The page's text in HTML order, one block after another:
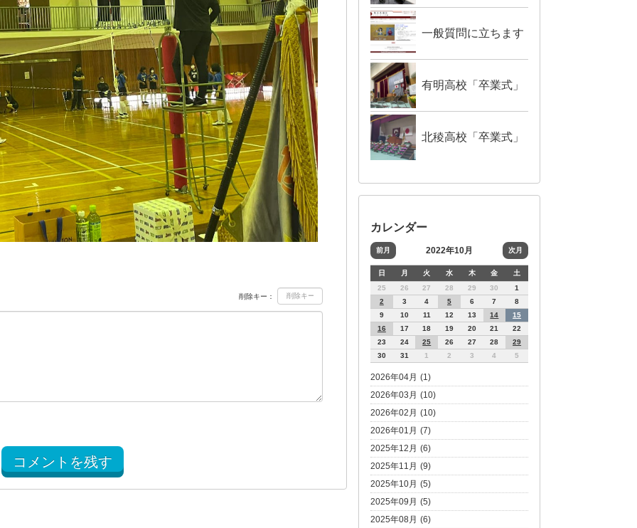
削除キー：
コメントを残す
一般質問に立ちます
有明高校「卒業式」
北稜高校「卒業式」
カレンダー
前月 2022年10月 次月
日 月 火 水 木 金
土
25
26 27 28 29 30
1
2
3 4 5 6 7
8
9
10 11 12 13 14
15
16
17 18 19 20 21
22
23
24 25 26 27 28
29
30
31 1 2 3 4 5
2026年04月 (1)
2026年03月 (10)
2026年02月 (10)
2026年01月 (7)
2025年12月 (6)
2025年11月 (9)
2025年10月 (5)
2025年09月 (5)
2025年08月 (6)